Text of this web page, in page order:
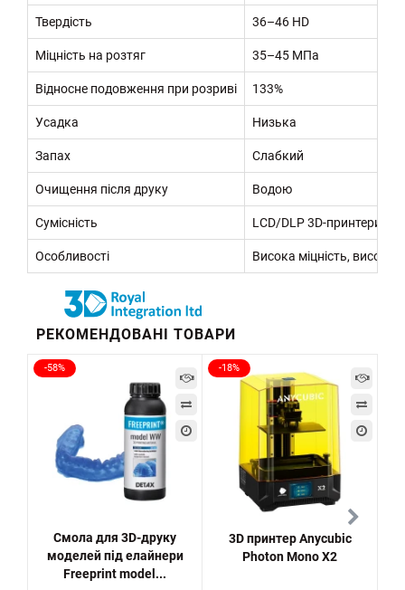
Твердість 36–46 HD
Міцність на розтяг 35–45 МПа
Відносне подовження при розриві 133%
Усадка Низька
Запах Слабкий
Очищення після друку Водою
Сумісність LCD/DLP 3D-принтери з
Особливості Висока міцність,
РЕКОМЕНДОВАНІ ТОВАРИ
-58%
Смола для 3D-друку
моделей під елайнери
Freeprint model...
-18%
3D принтер Anycubic
Photon Mono X2